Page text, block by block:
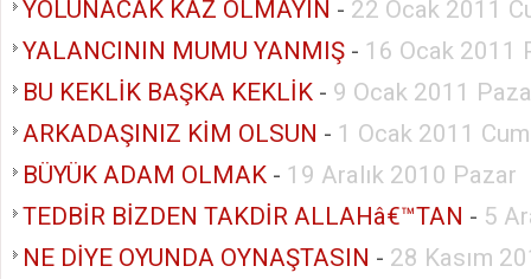
YOLUNACAK KAZ OLMAYIN - 22 Ocak 2011
YALANCININ MUMU YANMIŞ - 16 Ocak 2011
BU KEKLİK BAŞKA KEKLİK - 9 Ocak 2011
ARKADAŞINIZ KİM OLSUN - 1 Ocak 2011
BÜYÜK ADAM OLMAK - 19 Aralık 2010 Pazar
TEDBİR BİZDEN TAKDİR ALLAHâ€™TAN - 5
NE DİYE OYUNDA OYNAŞTASIN - 28 Kasım